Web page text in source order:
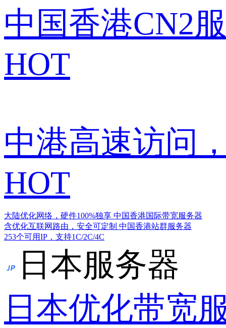
中国香港CN2
HOT
中港高速访问
HOT
大陆优化网络，硬件100%独享 中国香港国际带宽服务器
含优化互联网路由，安全可定制 中国香港站群服务器
253个可用IP，支持1C/2C/4C
日本服务器
日本优化带宽